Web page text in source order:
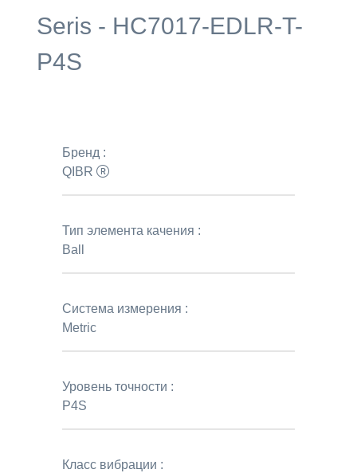
Seris - HC7017-EDLR-T-
P4S
Бренд :
QIBR
Тип элемента качения :
Ball
Система измерения :
Metric
Уровень точности :
P4S
Класс вибрации :